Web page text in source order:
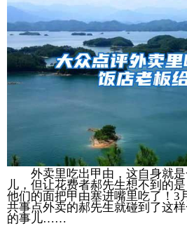
外卖里吃出甲由，这自身就是
儿，但让花费者郝先生想不到的
他们的面把甲由塞进嘴里吃了！3
共事点外卖的郝先生就碰到了这
的事儿……